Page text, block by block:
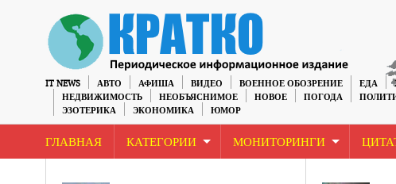
IT NEWS АВТО АФИША ВИДЕО ВОЕННОЕ ОБОЗРЕНИЕ ЕДА
НЕДВИЖИМОСТЬ
НЕОБЪЯСНИМОЕ НОВОЕ ПОГОДА
ЭЗОТЕРИКА
ЭКОНОМИКА ЮМОР
ГЛАВНАЯ КАТЕГОРИИ МОНИТОРИНГИ